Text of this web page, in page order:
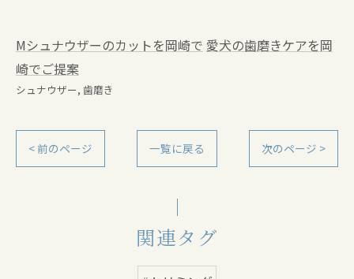
Mシュナウザーのカットを岡崎で 愛犬の歯磨きケアを岡
崎でご提案
シュナウザー 歯磨き
< 前のページ 一覧に戻る 次のページ >
関連タグ